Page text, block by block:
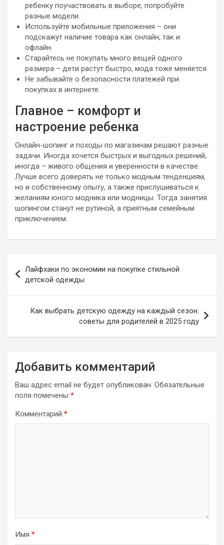
ребенку поучаствовать в выборе, попробуйте
разные модели.
Используйте мобильные приложения – они
подскажут наличие товара как онлайн, так и
офлайн.
Старайтесь не покупать много вещей одного
размера – дети растут быстро, мода тоже меняется.
Не забывайте о безопасности платежей при
покупках в интернете.
Главное – комфорт и
настроение ребенка
Онлайн-шопинг и походы по магазинам решают разные
задачи. Иногда хочется быстрых и выгодных решений,
иногда – живого общения и уверенности в качестве.
Лучше всего доверять не только модным тенденциям,
но и собственному опыту, а также прислушиваться к
желаниям юного модника или модницы. Тогда занятия
шопингом станут не рутиной, а приятным семейным
приключением.
по
записям
Лайфхаки по экономии на покупке стильной
детской одежды
Как выбрать детскую одежду на каждый сезон:
советы для родителей в 2025 году
Добавить комментарий
Ваш адрес email не будет опубликован. Обязательные
поля помечены *
Комментарий *
Имя *